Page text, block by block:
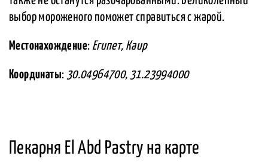
выбор мороженого поможет справиться с жарой.
Местонахождение: Египет, Каир
Координаты: 30.04964700, 31.23994000
Пекарня El Abd Pastry на карте